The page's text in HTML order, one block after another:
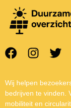
Wij helpen
bedrijven te vinden.
mobiliteit en